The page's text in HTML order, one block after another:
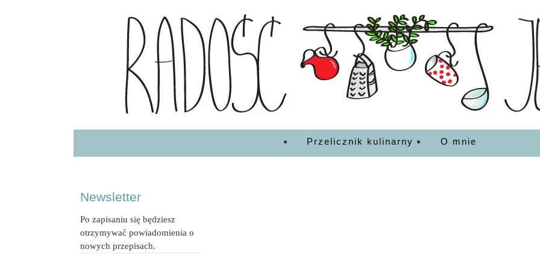
Przelicznik kulinarny O mnie
Newsletter
Po zapisaniu się będziesz
otrzymywać powiadomienia o
nowych przepisach.